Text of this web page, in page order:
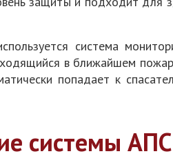
система
в ближайшем
попадает к
системы АПС